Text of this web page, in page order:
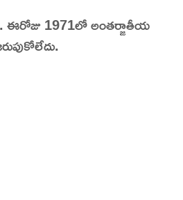
| charitra lo eroju |
ఈరోజు 1971లో అంతర్జాతీయ